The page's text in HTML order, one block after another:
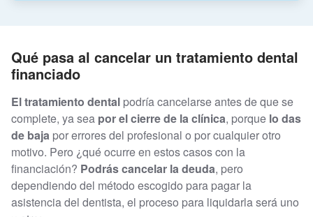
Qué pasa al cancelar un tratamiento dental
financiado
El tratamiento dental podría cancelarse antes de que se
complete, ya sea por el cierre de la clínica, porque lo das
de baja por errores del profesional o por cualquier otro
motivo. Pero ¿qué ocurre en estos casos con la
financiación? Podrás cancelar la deuda, pero
dependiendo del método escogido para pagar la
asistencia del dentista, el proceso para liquidarla será uno